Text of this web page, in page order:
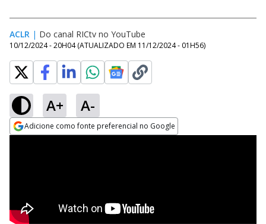
ACLR | Do canal RICtv no YouTube
10/12/2024 - 20H04 (ATUALIZADO EM 11/12/2024 - 01H56)
A+ A-
Adicione como fonte preferencial no Google